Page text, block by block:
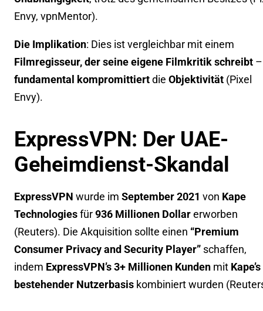
Envy, vpnMentor).
Die Implikation: Dies ist vergleichbar mit einem
Filmregisseur, der seine eigene Filmkritik schreibt –
fundamental kompromittiertdie Objektivität (Pixel
Envy).
ExpressVPN: Der UAE-
Geheimdienst-Skandal
ExpressVPN wurde im September 2021 von Kape
Technologiesfür936 Millionen Dollarerworben
(Reuters). Die Akquisition sollte einen “Premium
Consumer Privacy and Security Player” schaffen,
indem ExpressVPN’s 3+ Millionen Kunden mit Kape’s
bestehender Nutzerbasis kombiniert wurden (